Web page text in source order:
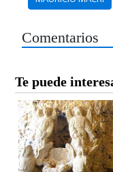
Comentarios